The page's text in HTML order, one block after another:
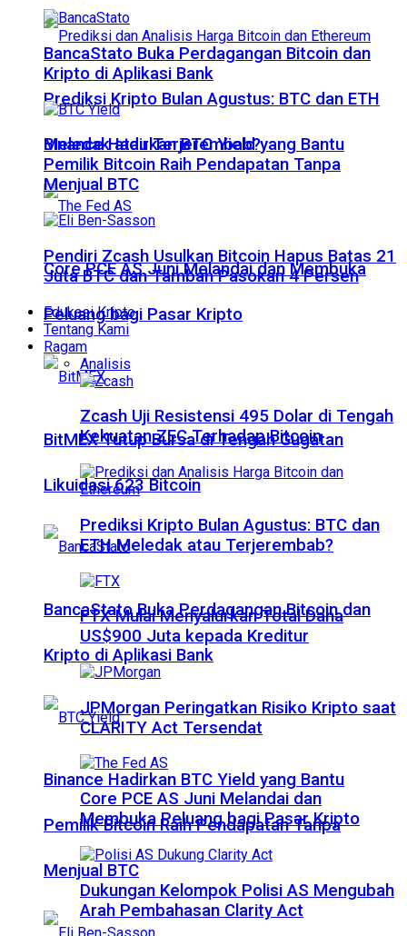
Prediksi Kripto Bulan Agustus: BTC dan ETH
Meledak atau Terjerembab?
Core PCE AS Juni Melandai dan Membuka
Peluang bagi Pasar Kripto
BitMEX Tutup Bursa di Tengah Gugatan
Likuidasi 623 Bitcoin
BancaStato Buka Perdagangan Bitcoin dan
Kripto di Aplikasi Bank
Binance Hadirkan BTC Yield yang Bantu
Pemilik Bitcoin Raih Pendapatan Tanpa
Menjual BTC
BancaStato Buka Perdagangan Bitcoin dan
Kripto di Aplikasi Bank
Binance Hadirkan BTC Yield yang Bantu
Pemilik Bitcoin Raih Pendapatan Tanpa
Menjual BTC
Pendiri Zcash Usulkan Bitcoin Hapus Batas 21
Juta BTC dan Tambah Pasokan 4 Persen
Edukasi Kripto
Tentang Kami
Ragam
Analisis
Zcash Uji Resistensi 495 Dolar di Tengah
Kekuatan ZEC Terhadap Bitcoin
Prediksi Kripto Bulan Agustus: BTC dan
ETH Meledak atau Terjerembab?
FTX Mulai Menyalurkan Total Dana
US$900 Juta kepada Kreditur
JPMorgan Peringatkan Risiko Kripto saat
CLARITY Act Tersendat
Core PCE AS Juni Melandai dan
Membuka Peluang bagi Pasar Kripto
Dukungan Kelompok Polisi AS Mengubah
Arah Pembahasan Clarity Act